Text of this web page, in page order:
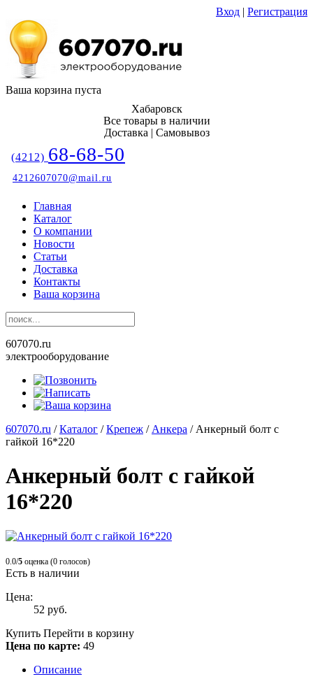
Вход | Регистрация
Ваша корзина пуста
Хабаровск
Все товары в наличии
Доставка | Самовывоз
(4212) 68-68-50
4212607070@mail.ru
Главная
Каталог
О компании
Новости
Статьи
Доставка
Контакты
Ваша корзина
607070.ru
электрооборудование
607070.ru /Каталог /Крепеж / Анкера / Анкерный болт с
гайкой 16*220
Анкерный болт с гайкой
16*220
0.0/5 оценка (0 голосов)
Есть в наличии
Цена:
52 руб.
Купить Перейти в корзину
Цена по карте: 49
Описание